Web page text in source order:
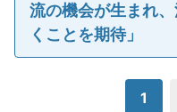
流の機会が生まれ
くことを期待」
1